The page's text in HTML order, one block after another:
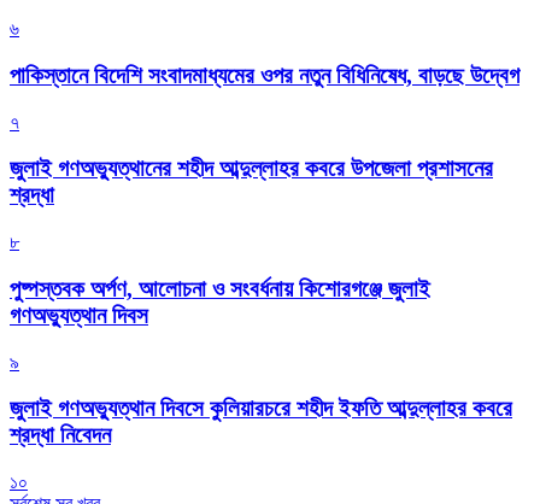
৬
পাকিস্তানে বিদেশি সংবাদমাধ্যমের ওপর নতুন বিধিনিষেধ, বাড়ছে উদ্বেগ
৭
জুলাই গণঅভ্যুত্থানের শহীদ আব্দুল্লাহর কবরে উপজেলা প্রশাসনের
শ্রদ্ধা
৮
পুষ্পস্তবক অর্পণ, আলোচনা ও সংবর্ধনায় কিশোরগঞ্জে জুলাই
গণঅভ্যুত্থান দিবস
৯
জুলাই গণঅভ্যুত্থান দিবসে কুলিয়ারচরে শহীদ ইফতি আব্দুল্লাহর কবরে
শ্রদ্ধা নিবেদন
১০